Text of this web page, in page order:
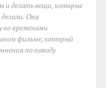
и делать вещи, которые
Она
во временами
фильме, который
по поводу